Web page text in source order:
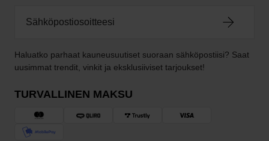
Haluatko parhaat kauneusuutiset suoraan sähköpostiisi? Saat
uusimmat trendit, vinkit ja eksklusiiviset tarjoukset!
TURVALLINEN MAKSU